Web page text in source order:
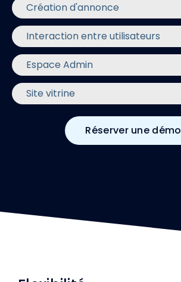
Création d'annonce
Interaction entre utilisateurs
Espace Admin
Site vitrine
Réserver une démo